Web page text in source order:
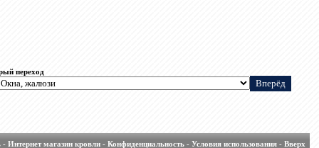
переход
- Интернет магазин кровли- Конфиденциальность- Условия использования- Вверх